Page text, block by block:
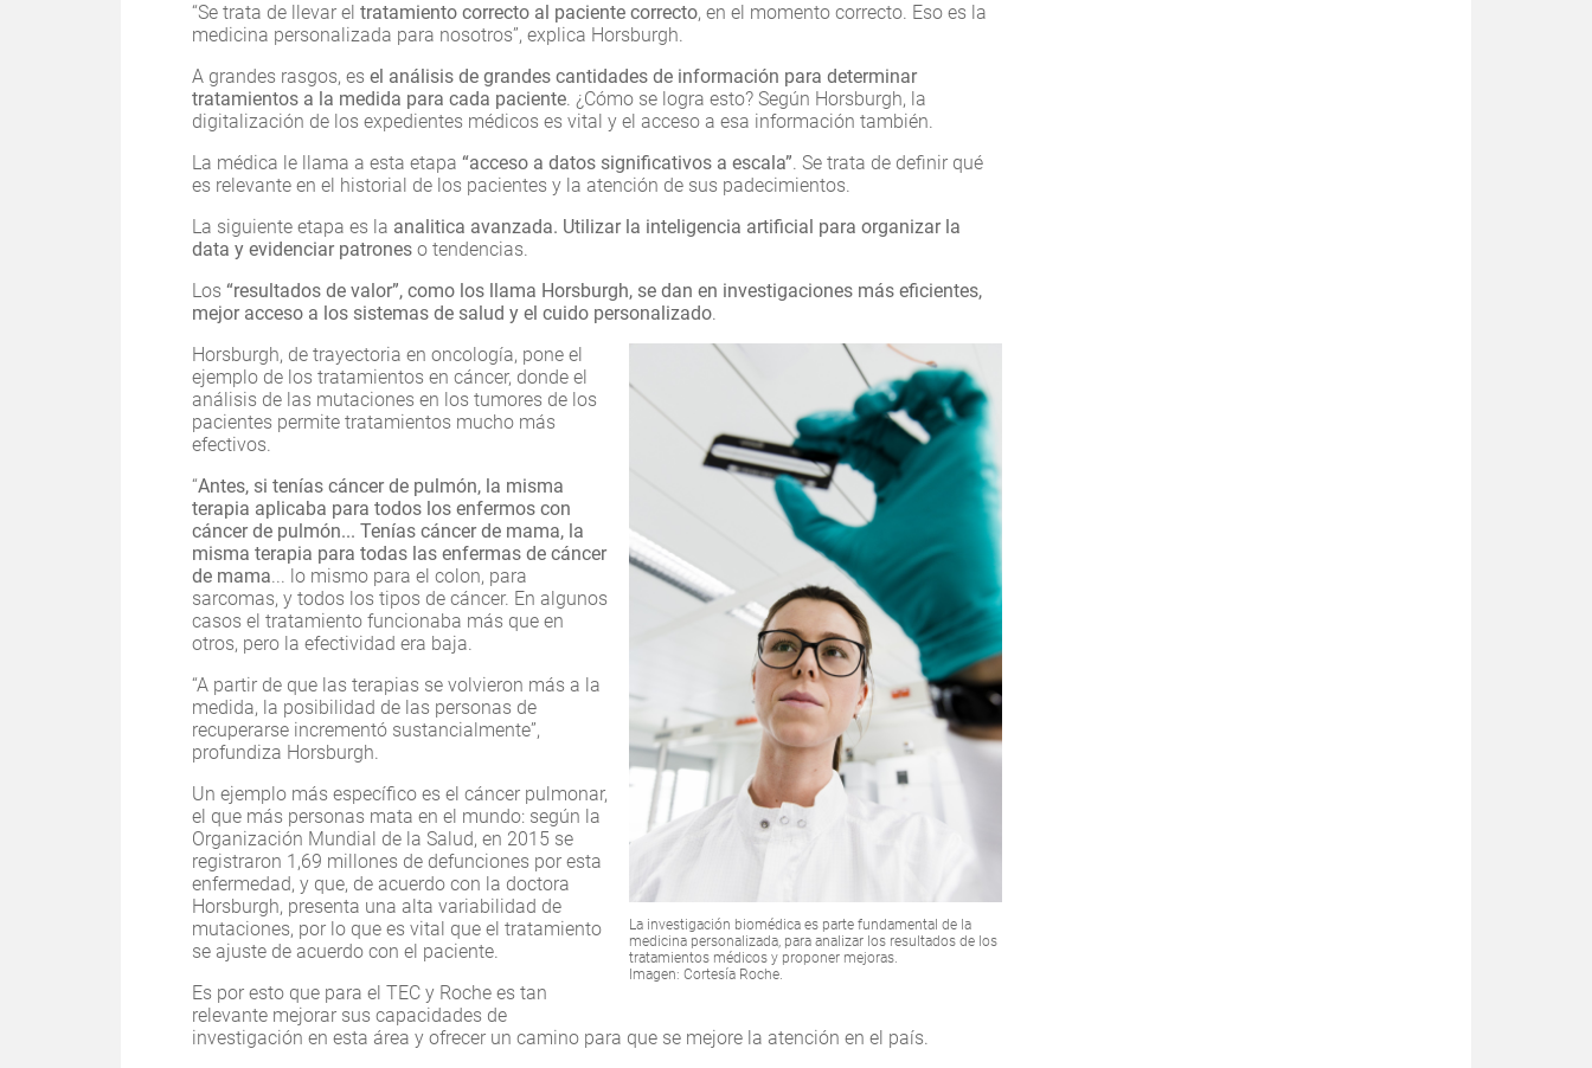
“Se trata de llevar el tratamiento correcto al paciente correcto, en el momento correcto. Eso es la
medicina personalizada para nosotros”, explica Horsburgh.
A grandes rasgos, es el análisis de grandes cantidades de información para determinar
tratamientos a la medida para cada paciente. ¿Cómo se logra esto? Según Horsburgh, la
digitalización de los expedientes médicos es vital y el acceso a esa información también.
La médica le llama a esta etapa “acceso a datos significativos a escala”. Se trata de definir qué
es relevante en el historial de los pacientes y la atención de sus padecimientos.
La siguiente etapa es la analitica avanzada. Utilizar la inteligencia artificial para organizar la
data y evidenciar patrones o tendencias.
Los “resultados de valor”, como los llama Horsburgh, se dan en investigaciones más eficientes,
mejor acceso a los sistemas de salud y el cuido personalizado.
La investigación biomédica es parte fundamental de la
medicina personalizada, para analizar los resultados de los
tratamientos médicos y proponer mejoras.
Imagen: Cortesía Roche.
Horsburgh, de trayectoria en oncología, pone el
ejemplo de los tratamientos en cáncer, donde el
análisis de las mutaciones en los tumores de los
pacientes permite tratamientos mucho más
efectivos.
“Antes, si tenías cáncer de pulmón, la misma
terapia aplicaba para todos los enfermos con
cáncer de pulmón... Tenías cáncer de mama, la
misma terapia para todas las enfermas de cáncer
de mama... lo mismo para el colon, para
sarcomas, y todos los tipos de cáncer. En algunos
casos el tratamiento funcionaba más que en
otros, pero la efectividad era baja.
“A partir de que las terapias se volvieron más a la
medida, la posibilidad de las personas de
recuperarse incrementó sustancialmente”,
profundiza Horsburgh.
Un ejemplo más específico es el cáncer pulmonar,
el que más personas mata en el mundo: según la
Organización Mundial de la Salud, en 2015 se
registraron 1,69 millones de defunciones por esta
enfermedad, y que, de acuerdo con la doctora
Horsburgh, presenta una alta variabilidad de
mutaciones, por lo que es vital que el tratamiento
se ajuste de acuerdo con el paciente.
Es por esto que para el TEC y Roche es tan
relevante mejorar sus capacidades de
investigación en esta área y ofrecer un camino para que se mejore la atención en el país.